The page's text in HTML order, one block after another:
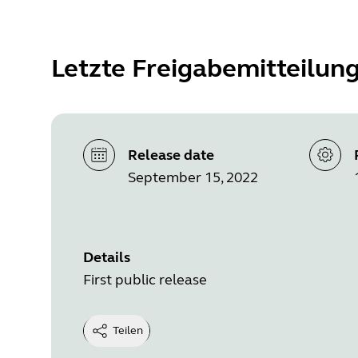
Letzte
Release date
September 15, 2022
Details
First public release
Teilen